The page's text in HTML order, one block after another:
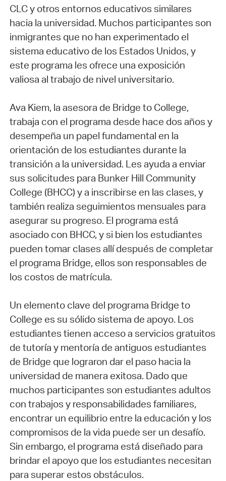
CLC y otros entornos educativos similares
hacia la universidad. Muchos participantes son
inmigrantes que no han experimentado el
sistema educativo de los Estados Unidos, y
este programa les ofrece una exposición
valiosa al trabajo de nivel universitario.
Ava Kiem, la asesora de Bridge to College,
trabaja con el programa desde hace dos años y
desempeña un papel fundamental en la
orientación de los estudiantes durante la
transición a la universidad. Les ayuda a enviar
sus solicitudes para Bunker Hill Community
College (BHCC) y a inscribirse en las clases, y
también realiza seguimientos mensuales para
asegurar su progreso. El programa está
asociado con BHCC, y si bien los estudiantes
pueden tomar clases allí después de completar
el programa Bridge, ellos son responsables de
los costos de matrícula.
Un elemento clave del programa Bridge to
College es su sólido sistema de apoyo. Los
estudiantes tienen acceso a servicios gratuitos
de tutoría y mentoría de antiguos estudiantes
de Bridge que lograron dar el paso hacia la
universidad de manera exitosa. Dado que
muchos participantes son estudiantes adultos
con trabajos y responsabilidades familiares,
encontrar un equilibrio entre la educación y los
compromisos de la vida puede ser un desafío.
Sin embargo, el programa está diseñado para
brindar el apoyo que los estudiantes necesitan
para superar estos obstáculos.